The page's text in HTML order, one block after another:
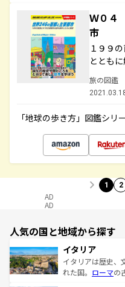
Ｗ０４
市
１９９
ととも
旅の図鑑
「地球の歩き方」図鑑シリ
1 2
AD
AD
人気の国と地域から探す
イタリア
イタリアは歴史、
れた国。 ローマの